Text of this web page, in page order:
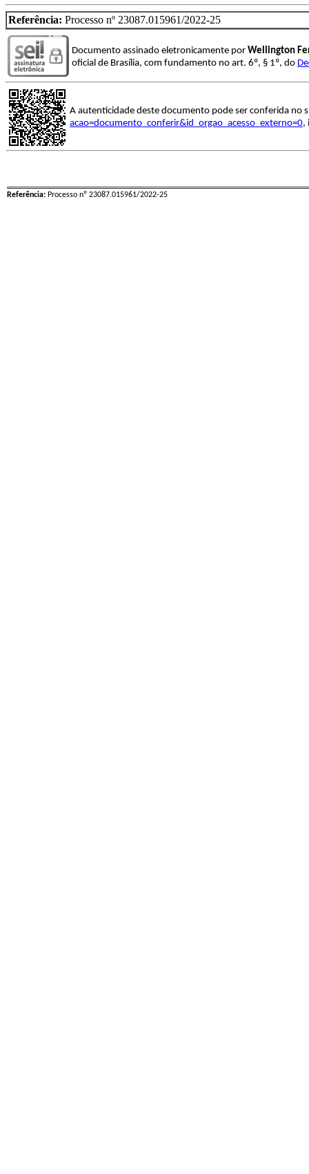
Referência: Processo nº 23087.015961/2022-25
Documento assinado eletronicamente por Wellington
oficial de Brasília, com fundamento no art. 6º, § 1º, do
A autenticidade deste documento pode ser conferida no
acao=documento_conferir&id_orgao_acesso_externo=0,
Referência: Processo nº 23087.015961/2022-25